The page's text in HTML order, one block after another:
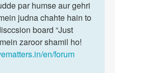
par humse aur gehri
judna chahte hain to
board “Just
zaroor shamil ho!
en/forum